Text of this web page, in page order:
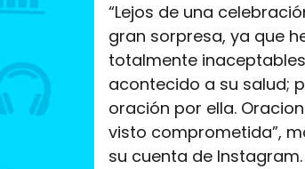
“Lejos de una
gran sorpresa, ya que
totalmente
acontecido a su salud;
oración por ella.
visto comprometida”,
su cuenta de Instagram.